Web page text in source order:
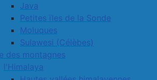
Java
Petites ïles de la Sonde
Moluques
Sulawesi (Célèbes)
des montagnes
l'Himalaya